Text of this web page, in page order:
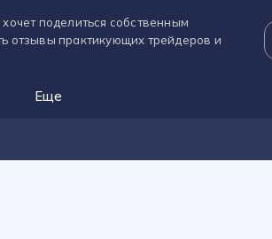
поделиться собственным
отзывы практикующих трейдеров и
Еще